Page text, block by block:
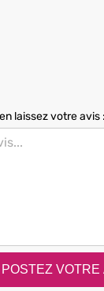
laissez votre avis :